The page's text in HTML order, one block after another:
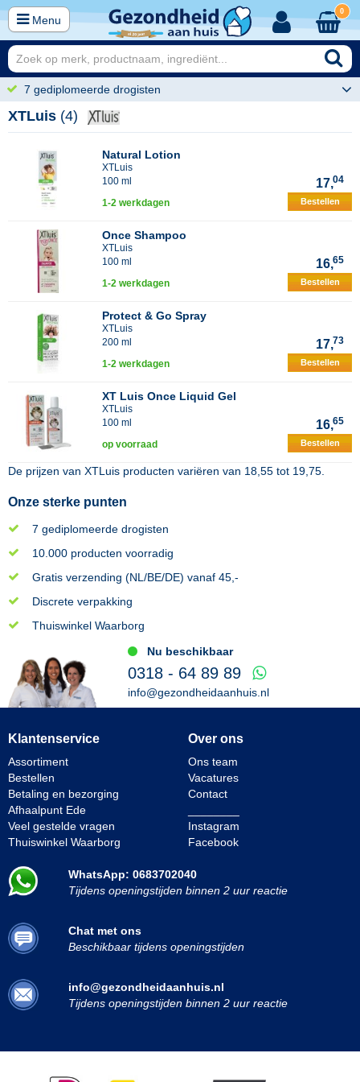
Menu
0
7 gediplomeerde drogisten
XTLuis (4)
Natural Lotion
XTLuis
100 ml
17,04
1-2 werkdagen Bestellen
Once Shampoo
XTLuis
100 ml
16,65
1-2 werkdagen Bestellen
Protect & Go Spray
XTLuis
200 ml
17,73
1-2 werkdagen Bestellen
XT Luis Once Liquid Gel
XTLuis
100 ml
16,65
op voorraad Bestellen
De prijzen van XTLuis producten variëren van 18,55 tot 19,75
Onze sterke punten
7 gediplomeerde drogisten
10.000 producten voorradig
Gratis verzending (NL/BE/DE) vanaf 45,-
Discrete verpakking
Thuiswinkel Waarborg
Nu beschikbaar
0318 - 64 89 89
info@gezondheidaanhuis.nl
Klantenservice
Assortiment
Bestellen
Betaling en bezorging
Afhaalpunt Ede
Veel gestelde vragen
Thuiswinkel Waarborg
Over ons
Ons team
Vacatures
Contact
Instagram
Facebook
WhatsApp: 0683702040
Tijdens openingstijden binnen 2 uur reactie
Chat met ons
Beschikbaar tijdens openingstijden
info@gezondheidaanhuis.nl
Tijdens openingstijden binnen 2 uur reactie